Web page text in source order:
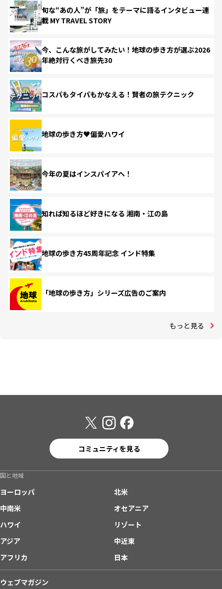
旬な“あの人”が「旅」をテーマに語るインタビュー連
載 MY TRAVEL STORY
今、こんな旅がしてみたい！地球の歩き方が選ぶ2026
年絶対行くべき旅先30
コスパもタイパもかなえる！賢者の旅テクニック
地球の歩き方♥偏愛ハワイ
今年の夏はインスパイアへ！
知れば知るほど好きになる 湘南・江の島
地球の歩き方45周年記念 インド特集
「地球の歩き方」シリーズ広告のご案内
もっと見る
コミュニティを見る
国と地域
ヨーロッパ
北米
中南米
オセアニア
ハワイ
リゾート
アジア
中近東
アフリカ
日本
ウェブマガジン